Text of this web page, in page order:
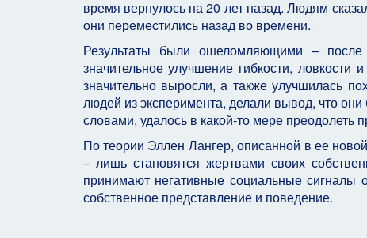
время вернулось на 20 лет назад. Людям
они переместились назад во времени.
Результаты были ошеломляющими –
значительное улучшение гибкости,
значительно выросли, а также улучшилась
людей из эксперимента, делали вывод, что
словами, удалось в какой-то мере преодолеть
По теории Эллен Лангер, описанной в ее
– лишь становятся жертвами своих
принимают негативные социальные
собственное представление и поведение.